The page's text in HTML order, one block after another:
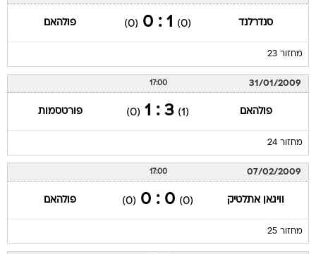
סנדרלנד (0)
1 : 0
(0) פולהאם
מחזור 23
31/01/2009
17:00
פולהאם (1)
3 : 1
(0) פורטסמות
מחזור 24
07/02/2009
17:00
וויגאן אתלטיק (0)
0 : 0
(0) פולהאם
מחזור 25